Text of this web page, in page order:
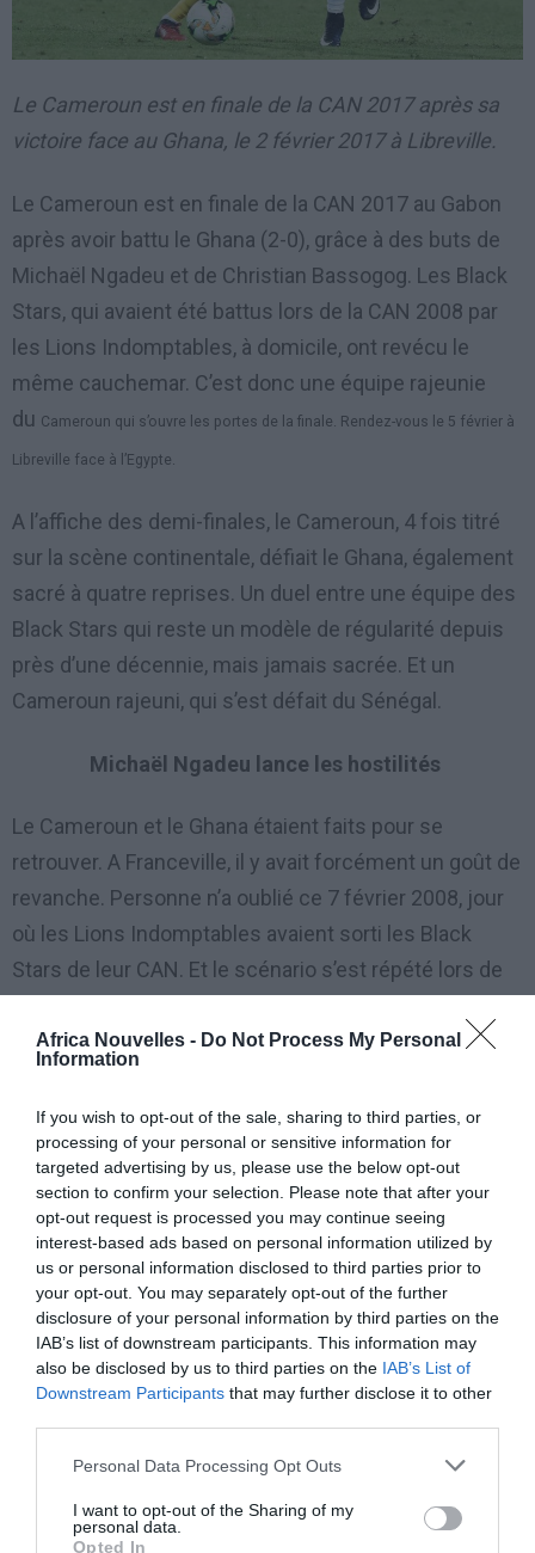
Africa Nouvelles - Do Not Process My Personal
Information
If you wish to opt-out of the sale, sharing to third parties, or
processing of your personal or sensitive information for
targeted advertising by us, please use the below opt-out
section to confirm your selection. Please note that after your
opt-out request is processed you may continue seeing
interest-based ads based on personal information utilized by
us or personal information disclosed to third parties prior to
your opt-out. You may separately opt-out of the further
disclosure of your personal information by third parties on the
IAB’s list of downstream participants. This information may
also be disclosed by us to third parties on the IAB’s List of
Downstream Participants that may further disclose it to other
Personal Data Processing Opt Outs
I want to opt-out of the Sharing of my
personal data.
Opted In
Le Cameroun est en finale de la CAN 2017 après sa
victoire face au Ghana, le 2 février 2017 à Libreville.
Le Cameroun est en finale de la CAN 2017 au Gabon
après avoir battu le Ghana (2-0), grâce à des buts de
Michaël Ngadeu et de Christian Bassogog. Les Black
Stars, qui avaient été battus lors de la CAN 2008 par
les Lions Indomptables, à domicile, ont revécu le
même cauchemar. C’est donc une équipe rajeunie
du Cameroun qui s’ouvre les portes de la finale. Rendez-vous le 5 février à
Libreville face à l’Egypte.
A l’affiche des demi-finales, le Cameroun, 4 fois titré
sur la scène continentale, défiait le Ghana, également
sacré à quatre reprises. Un duel entre une équipe des
Black Stars qui reste un modèle de régularité depuis
près d’une décennie, mais jamais sacrée. Et un
Cameroun rajeuni, qui s’est défait du Sénégal.
Michaël Ngadeu lance les hostilités
Le Cameroun et le Ghana étaient faits pour se
retrouver. A Franceville, il y avait forcément un goût de
revanche. Personne n’a oublié ce 7 février 2008, jour
où les Lions Indomptables avaient sorti les Black
Stars de leur CAN. Et le scénario s’est répété lors de
Benjamin Moukandjo, le capitaine, lance un ballon vers
Boye rate son dégagement de la tête et Michaël
Ngadeu en profite pour fusiller Razak Brimah à bout
portant. Dans le temps additionnel, Christian
Bassogog double la mise (90e+3).
Au moins demi-finalistes lors des cinq dernières
éditions, les Black Stars, qui étaient à un souffle du
sacre en 2015, ne tiendront pas leur revanche. Les
frères Ayew, qui espéraient se rattraper au Gabon, ont
encore buté sur un os. Pourtant, Jordan Ayew avait
l’ouverture du score au bout des pieds avec un tir
croisé qui passait tout près du poteau droit de Razak
Brimah (40ème).